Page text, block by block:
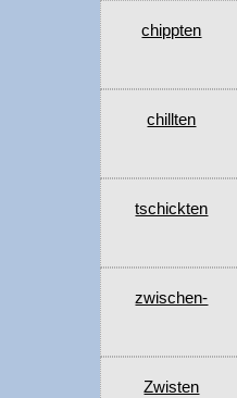
chippten
chillten
tschickten
zwischen-
Zwisten